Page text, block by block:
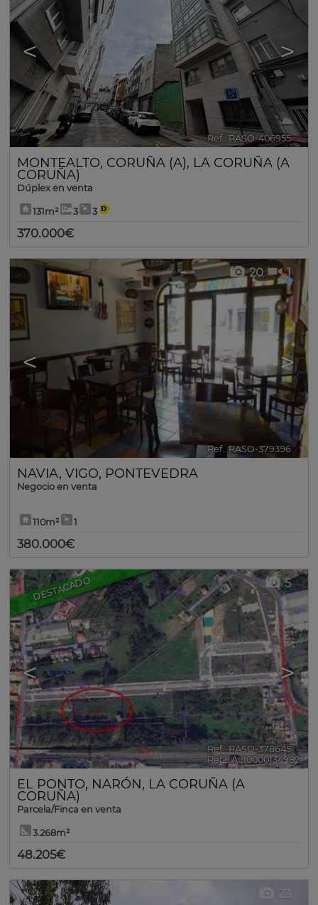
< >
Ref.. RASO-406955 🔗
MONTEALTO, CORUÑA (A), LA CORUÑA (A
CORUÑA)
Dúplex en venta
131m² 3 3
370.000€
< >
20 1
Ref.. RASO-379396 🔗
NAVIA, VIGO, PONTEVEDRA
Negocio en venta
110m² 1
380.000€
DESTACADO
< >
5
Ref.. RASO-378645 🔗
Ref2. ALI0000134982
EL PONTO, NARÓN, LA CORUÑA (A
CORUÑA)
Parcela/Finca en venta
3.268m²
48.205€
23